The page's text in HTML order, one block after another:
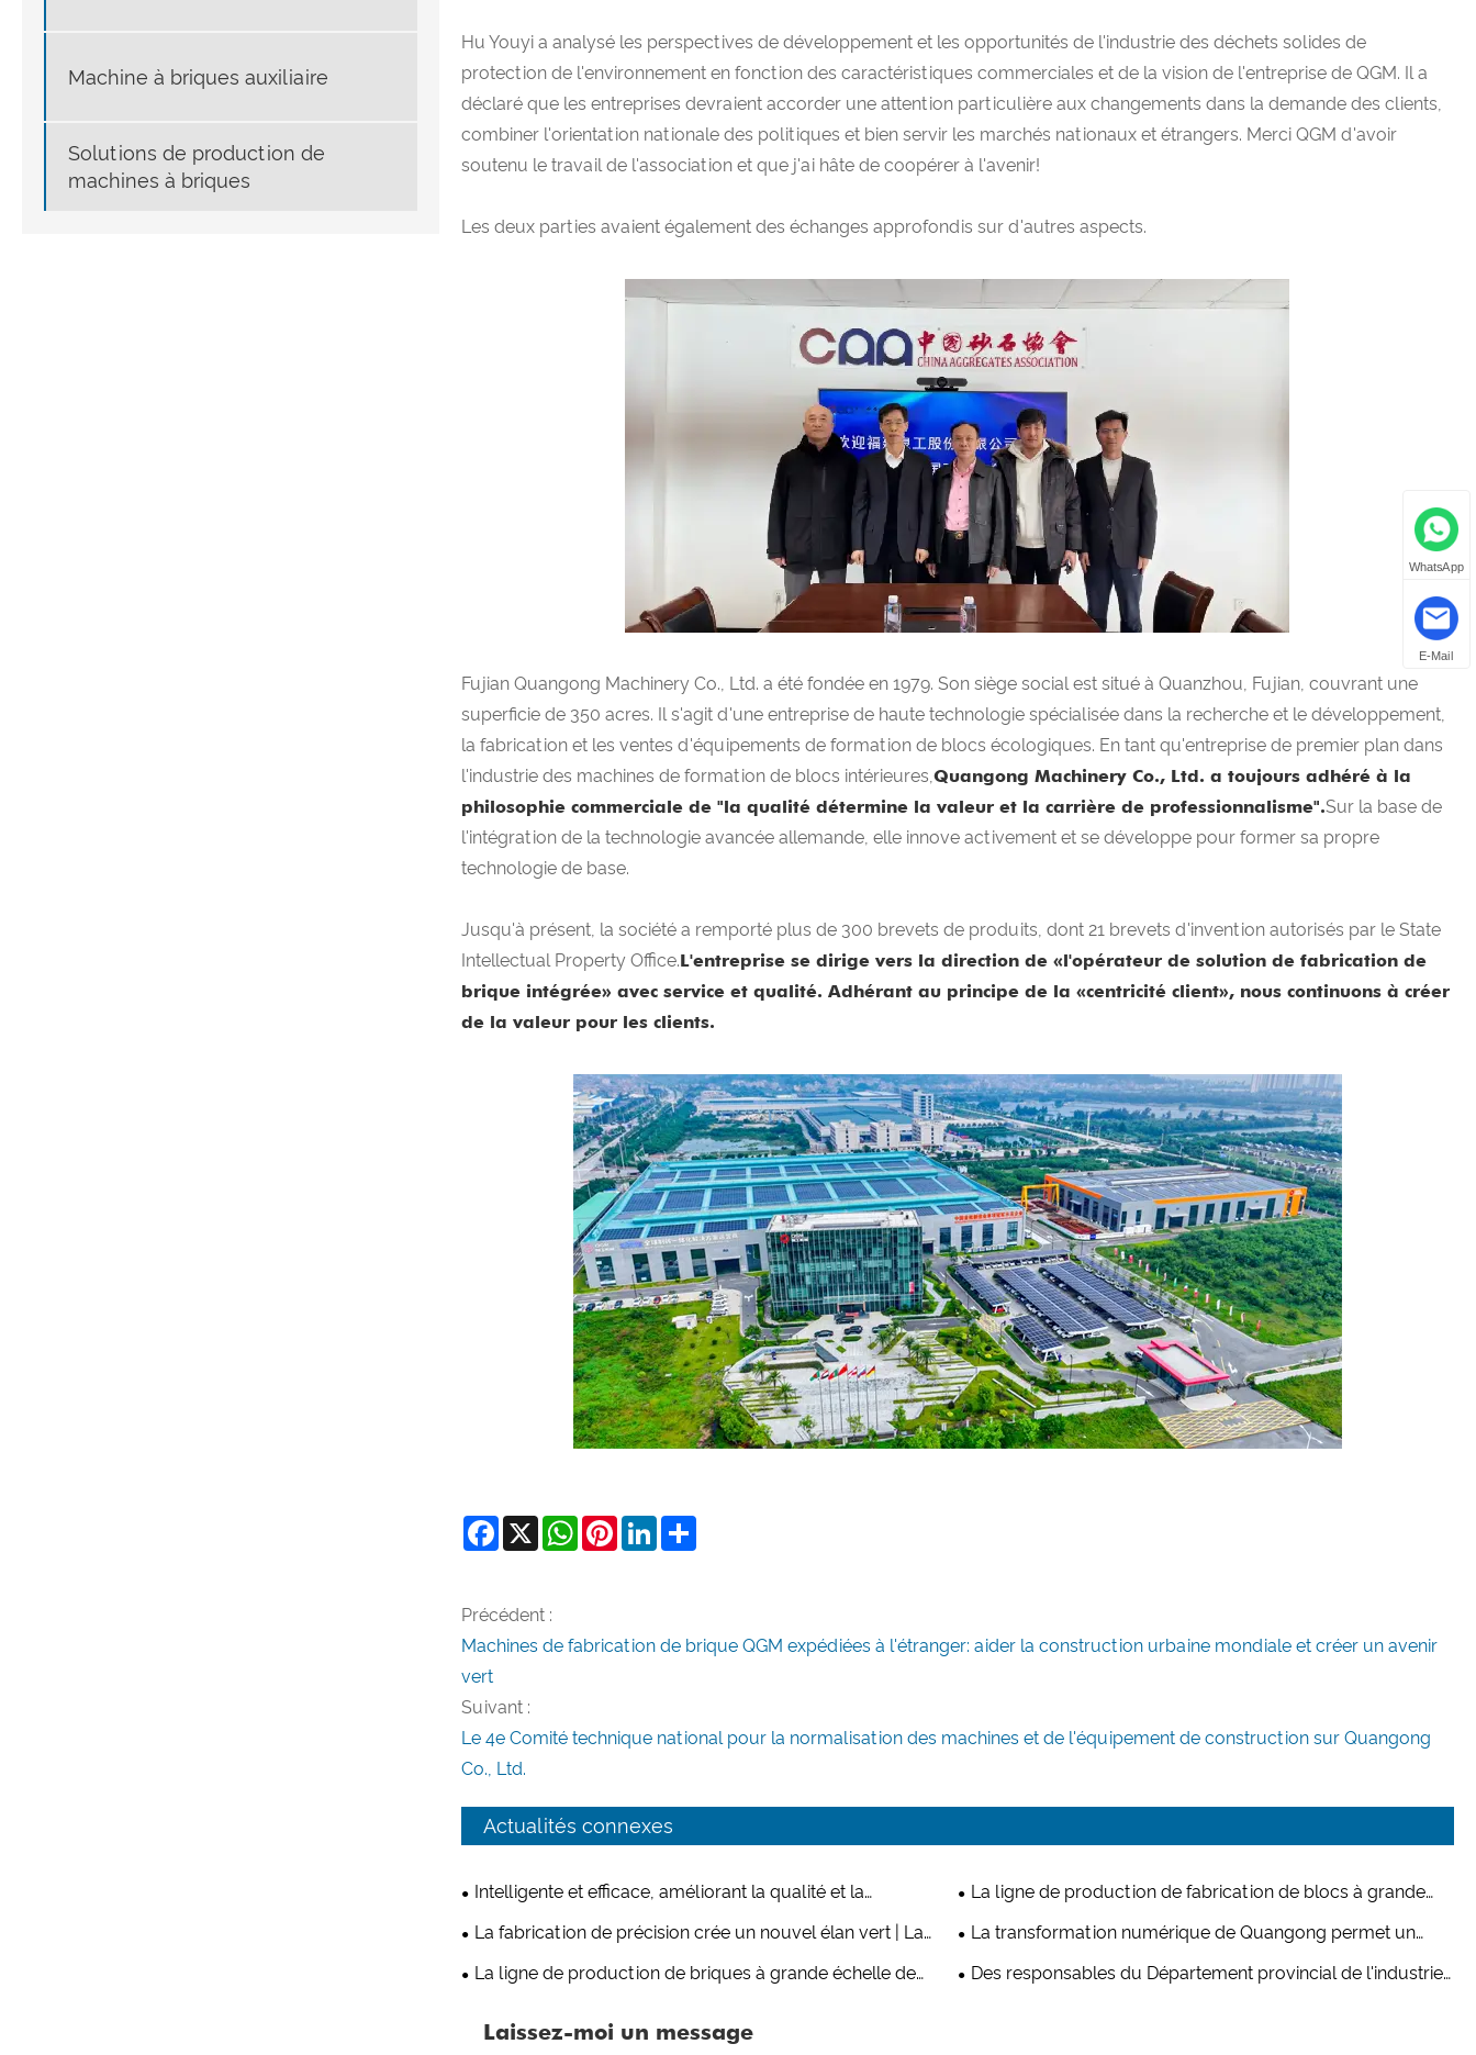
Machine à briques auxiliaire
Solutions de production de
machines à briques
Hu Youyi a analysé les perspectives de développement et les opportunités de l'industrie des déchets solides de
protection de l'environnement en fonction des caractéristiques commerciales et de la vision de l'entreprise de QGM. Il a
déclaré que les entreprises devraient accorder une attention particulière aux changements dans la demande des clients,
combiner l'orientation nationale des politiques et bien servir les marchés nationaux et étrangers. Merci QGM d'avoir
soutenu le travail de l'association et que j'ai hâte de coopérer à l'avenir!
Les deux parties avaient également des échanges approfondis sur d'autres aspects.
Fujian Quangong Machinery Co., Ltd. a été fondée en 1979. Son siège social est situé à Quanzhou, Fujian, couvrant une
superficie de 350 acres. Il s'agit d'une entreprise de haute technologie spécialisée dans la recherche et le développement,
la fabrication et les ventes d'équipements de formation de blocs écologiques. En tant qu'entreprise de premier plan dans
l'industrie des machines de formation de blocs intérieures, Quangong Machinery Co., Ltd. a toujours adhéré à la
philosophie commerciale de "la qualité détermine la valeur et la carrière de professionnalisme".Sur la base de
l'intégration de la technologie avancée allemande, elle innove activement et se développe pour former sa propre
technologie de base.
Jusqu'à présent, la société a remporté plus de 300 brevets de produits, dont 21 brevets d'invention autorisés par le State
Intellectual Property Office.L'entreprise se dirige vers la direction de «l'opérateur de solution de fabrication de
brique intégrée» avec service et qualité. Adhérant au principe de la «centricité client», nous continuons à créer
de la valeur pour les clients.
Facebook
X WhatsAppPinterestLinkedIn
Précédent :
Machines de fabrication de brique QGM expédiées à l'étranger: aider la construction urbaine mondiale et créer un avenir
vert
Suivant :
Le 4e Comité technique national pour la normalisation des machines et de l'équipement de construction sur Quangong
Co., Ltd.
Actualités connexes
Intelligente et efficace, améliorant la qualité et la
productivité : la nouvelle ligne de production de briques
QT10 de Quangong Machinery Co., Ltd. fait sensation
La ligne de production de fabrication de blocs à grande
vitesse QT10 de Quangong Machinery Co., Ltd. établit une
nouvelle norme en matière d'excellence en matière de
fabrication intelligente
La fabrication de précision crée un nouvel élan vert | La
ligne de production de briques T9 de Quangong Machinery
Co., Ltd. se distingue par sa résistance exceptionnelle
La transformation numérique de Quangong permet un
développement d'entreprise de haute qualité
La ligne de production de briques à grande échelle de
l'étranger
Des responsables du Département provincial de l'industrie
Laissez-moi un message
WhatsApp
E-Mail